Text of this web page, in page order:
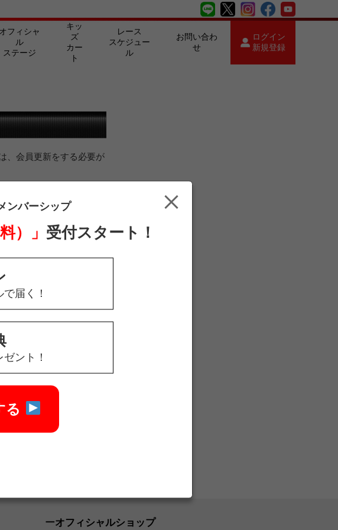
オフィシャ
ル
ステージ
キッ
ズ
カー
ト
レース
スケジュー
ル
お問い合わ
せ
ログイン
新規登録
、会員更新をする必要が
ださい。
オフィシャルショップ
ンバーシップ
）」 受付スタート！
届く！
ント！
る